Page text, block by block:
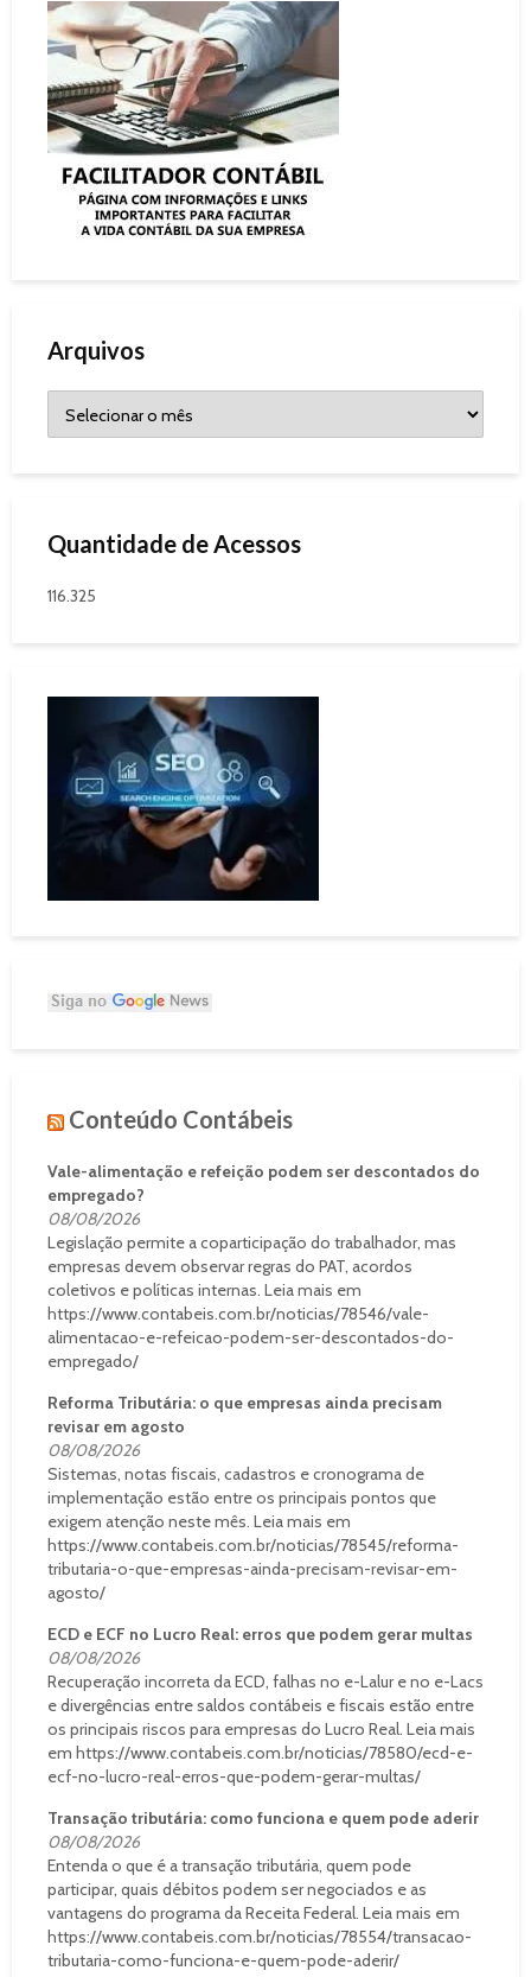
Arquivos
Quantidade de Acessos
116.325
Conteúdo Contábeis
Vale-alimentação e refeição podem ser descontados do
empregado?
08/08/2026
Legislação permite a coparticipação do trabalhador, mas
empresas devem observar regras do PAT, acordos
coletivos e políticas internas. Leia mais em
https://www.contabeis.com.br/noticias/78546/vale-
alimentacao-e-refeicao-podem-ser-descontados-do-
empregado/
Reforma Tributária: o que empresas ainda precisam
revisar em agosto
08/08/2026
Sistemas, notas fiscais, cadastros e cronograma de
implementação estão entre os principais pontos que
exigem atenção neste mês. Leia mais em
https://www.contabeis.com.br/noticias/78545/reforma-
tributaria-o-que-empresas-ainda-precisam-revisar-em-
agosto/
ECD e ECF no Lucro Real: erros que podem gerar multas
08/08/2026
Recuperação incorreta da ECD, falhas no e-Lalur e no e-Lacs
e divergências entre saldos contábeis e fiscais estão entre
os principais riscos para empresas do Lucro Real. Leia mais
em https://www.contabeis.com.br/noticias/78580/ecd-e-
ecf-no-lucro-real-erros-que-podem-gerar-multas/
Transação tributária: como funciona e quem pode aderir
08/08/2026
Entenda o que é a transação tributária, quem pode
participar, quais débitos podem ser negociados e as
vantagens do programa da Receita Federal. Leia mais em
https://www.contabeis.com.br/noticias/78554/transacao-
tributaria-como-funciona-e-quem-pode-aderir/